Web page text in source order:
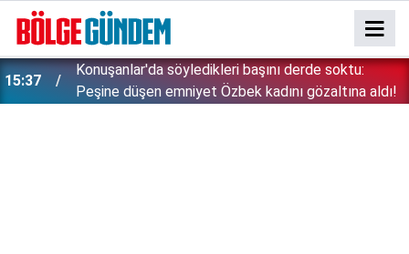
15:37
Konuşanlar'da söyledikleri başını derde soktu:
Peşine düşen emniyet Özbek kadını gözaltına aldı!